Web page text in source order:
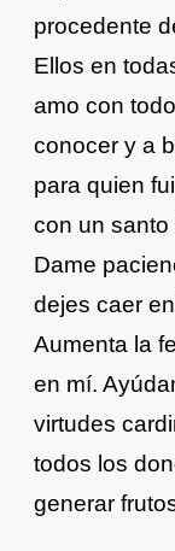
procedente
Ellos en
amo con
conocer y a
para quien
con un santo
Dame
dejes caer
Aumenta la
en mí.
virtudes
todos los
generar